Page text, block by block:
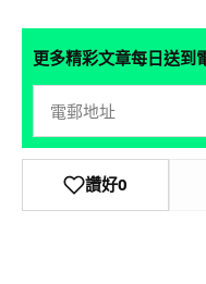
更多精彩文章每日送到
讚好0